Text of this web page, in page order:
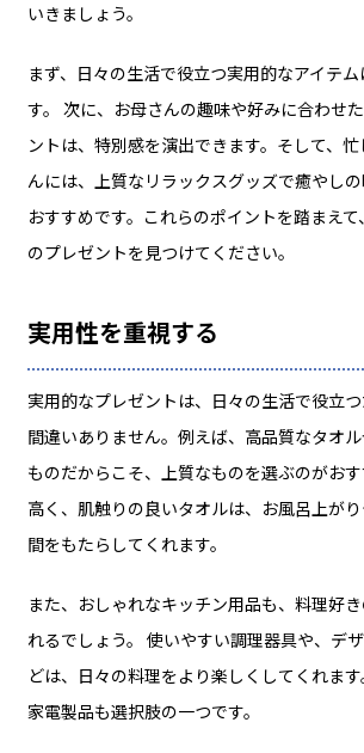
いきましょう。
まず、日々の生活で役立つ実用的なアイテ
す。 次に、お母さんの趣味や好みに合わせ
ントは、特別感を演出できます。そして、
んには、上質なリラックスグッズで癒やし
おすすめです。これらのポイントを踏まえ
のプレゼントを見つけてください。
実用性を重視する
実用的なプレゼントは、日々の生活で役立
間違いありません。例えば、高品質なタオ
ものだからこそ、上質なものを選ぶのがお
高く、肌触りの良いタオルは、お風呂上が
間をもたらしてくれます。
また、おしゃれなキッチン用品も、料理好
れるでしょう。 使いやすい調理器具や、デ
どは、日々の料理をより楽しくしてくれま
家電製品も選択肢の一つです。